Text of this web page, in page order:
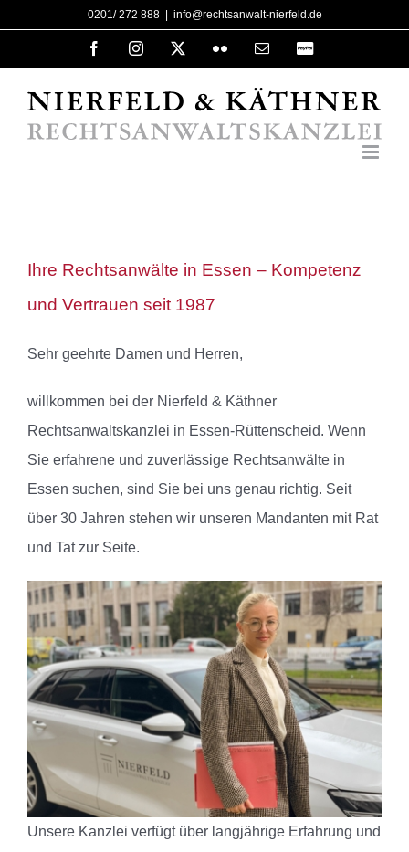
springen
0201/ 272 888 info@rechtsanwalt-nierfeld.de
FacebookInstagram Flickr E-
PayPal
Ihre Rechtsanwälte in Essen – Kompetenz
und Vertrauen seit 1987
Sehr geehrte Damen und Herren,
willkommen bei der Nierfeld & Käthner
Rechtsanwaltskanzlei in Essen-Rüttenscheid. Wenn
Sie erfahrene und zuverlässige Rechtsanwälte in
Essen suchen, sind Sie bei uns genau richtig. Seit
über 30 Jahren stehen wir unseren Mandanten mit Rat
und Tat zur Seite.
Unsere Kanzlei verfügt über langjährige Erfahrung und